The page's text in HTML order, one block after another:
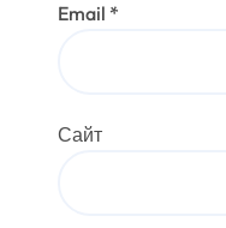
Email *
Сайт